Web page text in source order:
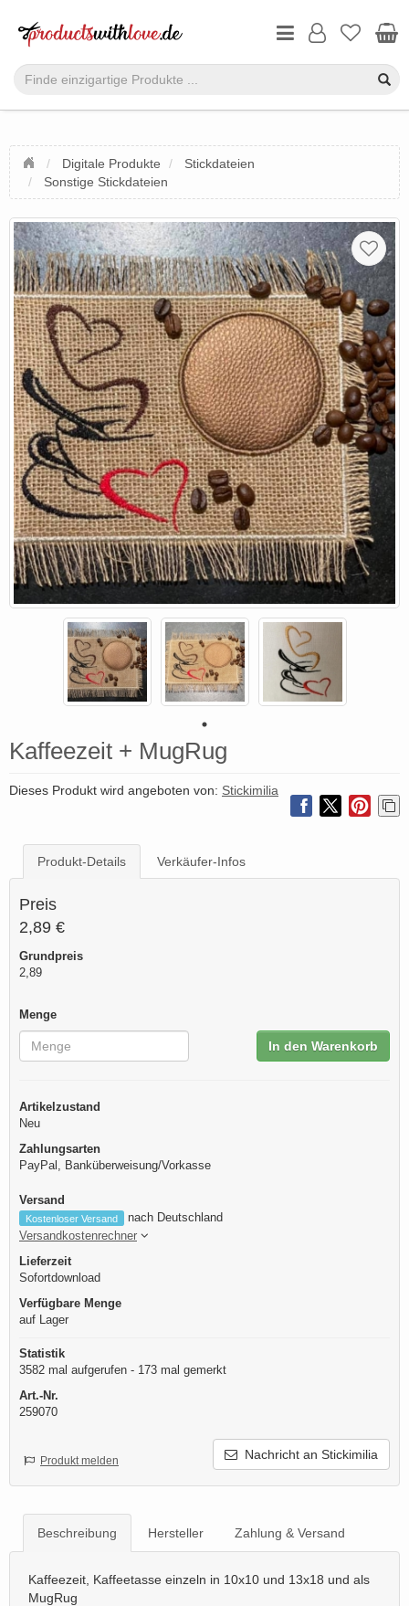
Digitale Produkte
Stickdateien
Sonstige Stickdateien
Kaffeezeit + MugRug
Dieses Produkt wird angeboten von: Stickimilia
Produkt-Details Verkäufer-Infos
Preis
2,89 €
Grundpreis
2,89
Menge
In den Warenkorb
Artikelzustand
Neu
Zahlungsarten
PayPal, Banküberweisung/Vorkasse
Versand
Kostenloser Versand
nach Deutschland
Versandkostenrechner
Lieferzeit
Sofortdownload
Verfügbare Menge
auf Lager
Statistik
3582 mal aufgerufen - 173 mal gemerkt
Art.-Nr.
259070
Nachricht an Stickimilia
Produkt melden
Beschreibung Hersteller Zahlung & Versand
Kaffeezeit, Kaffeetasse einzeln in 10x10 und 13x18 und als
MugRug